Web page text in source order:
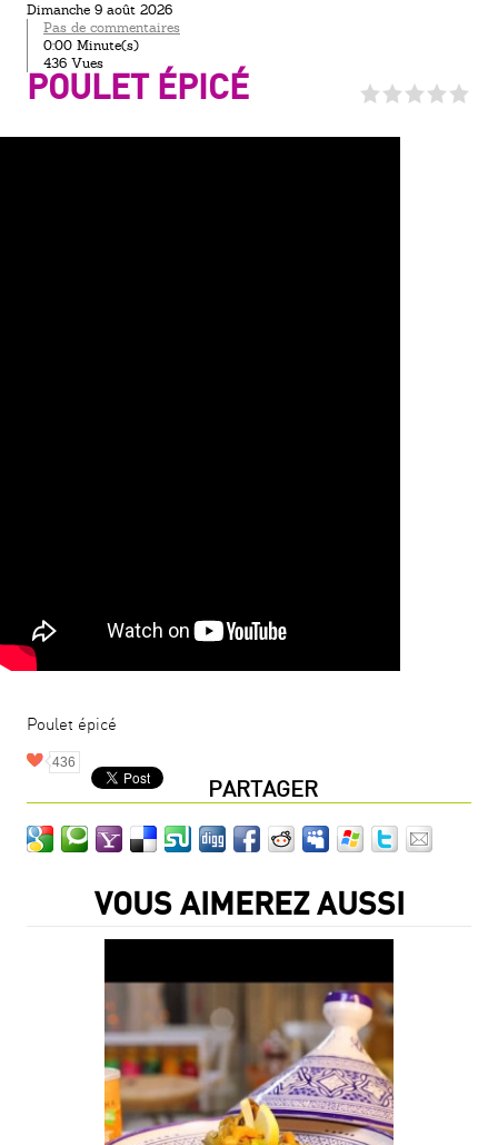
dimanche 9 août 2026
Pas de commentaires
0:00 Minute(s)
436 Vues
POULET ÉPICÉ
Poulet épicé
436
PARTAGER
VOUS AIMEREZ AUSSI